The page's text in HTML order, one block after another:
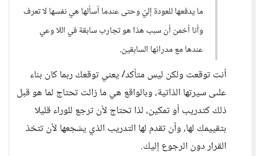
ما يدفعها للعودة إليّ وحتى عندما أسألها هي نفسها لا تعرف
وأنا أخمن أن سبب هذا هو تجارب سابقة في اللا وعي
عندها مع مدرائها السابقين.
أنت توقعت ولكن ليس متأكد/ يعني توقعك ربما كان بناء
علىى سيرتها الذاتية، وبالواقع هي ما زالت تحتاج لما هو قبل
ذلك كتدريب أو تمكين، لذا تحتاج لأن ترجع للوراء قليلا
بتقييمك لها، وأن تقدم لها التدريب الذي يشجعها لأن تتخذ
القرار دون الرجوع إليك.